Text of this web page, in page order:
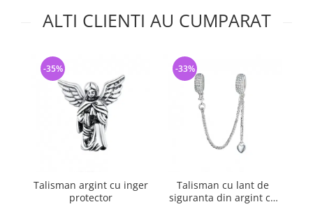
ALTI CLIENTI AU CUMPARAT
Talisman argint cu inger
protector
-35%
Talisman cu lant de
siguranta din argint cu
-33%